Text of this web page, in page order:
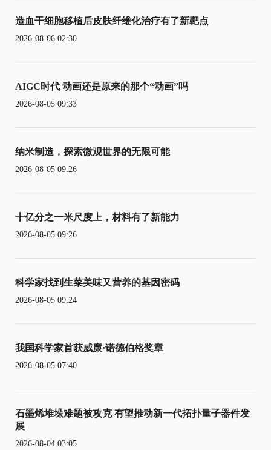
造血干细胞移植后皮肤纤维化治疗有了新靶点
2026-08-06 02:30
AIGC时代 动画还是原来的那个“动画”吗
2026-08-05 09:33
纳米制造，探索微观世界的无限可能
2026-08-05 09:26
十亿分之一米尺度上，材料有了新能力
2026-08-05 09:26
科学家找到生菜美味又营养的基因密码
2026-08-05 09:24
我国科学家首获威廉·诺德伯格奖章
2026-08-05 07:40
石墨烯堆垛难题被攻克 有望推动新一代拓扑量子器件发
展
2026-08-04 03:05